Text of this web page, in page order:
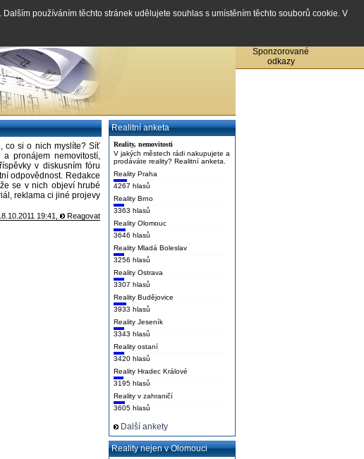
používáním těchto stránek udělujete souhlas s umístěním těchto souborů cookie. V
Sponzorované
odkazy
co si o nich myslíte? Síť
pronájem nemovitostí,
v diskusním fóru
odpovědnost. Redakce
se v nich objeví hrubé
reklama ci jiné projevy
19:41, Reagovat
Realitní anketa
Reality, nemovitosti
V jakých městech rádi nakupujete a
prodáváte reality? Realitní anketa.
Reality Praha
4267 hlasů
Reality Brno
3363 hlasů
Reality Olomouc
3646 hlasů
Reality Mladá Boleslav
3256 hlasů
Reality Ostrava
3307 hlasů
Reality Budějovice
3933 hlasů
Reality Jeseník
3343 hlasů
Reality ostaní
3420 hlasů
Reality Hradec Králové
3195 hlasů
Reality v zahraničí
3605 hlasů
Další ankety
Reality nejen v Olomouci